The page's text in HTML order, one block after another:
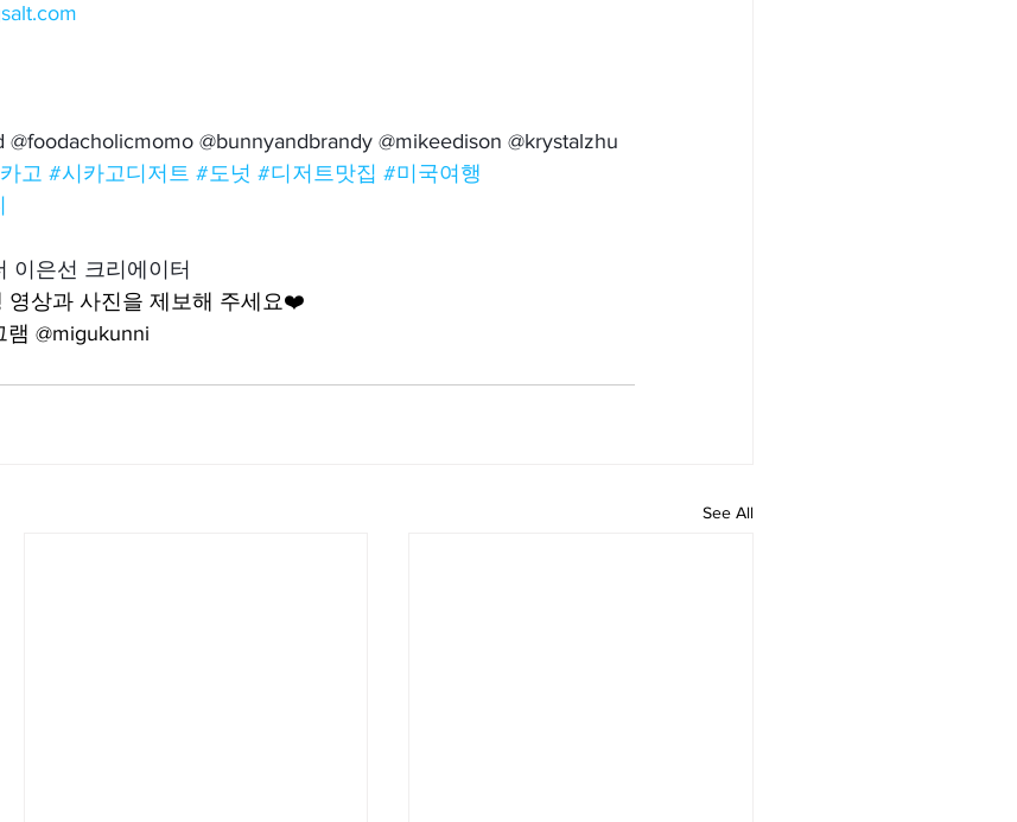
@bunnyandbrandy @mikeedison @krystalzhu
고 #시카고디저트 #도넛 #디저트맛집 #미국여행
이은선 크리에이터
영상과 사진을 제보해 주세요❤️
@migukunni
See All